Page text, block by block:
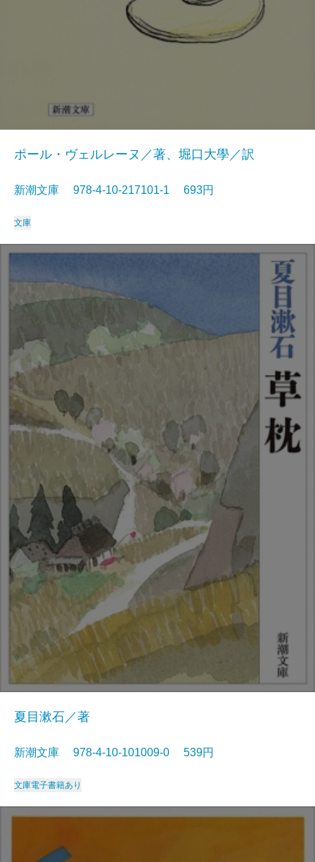
ポール・ヴェルレーヌ／著、堀口大學／訳
新潮文庫 978-4-10-217101-1 693円
文庫
夏目漱石／著
新潮文庫 978-4-10-101009-0 539円
文庫電子書籍あり